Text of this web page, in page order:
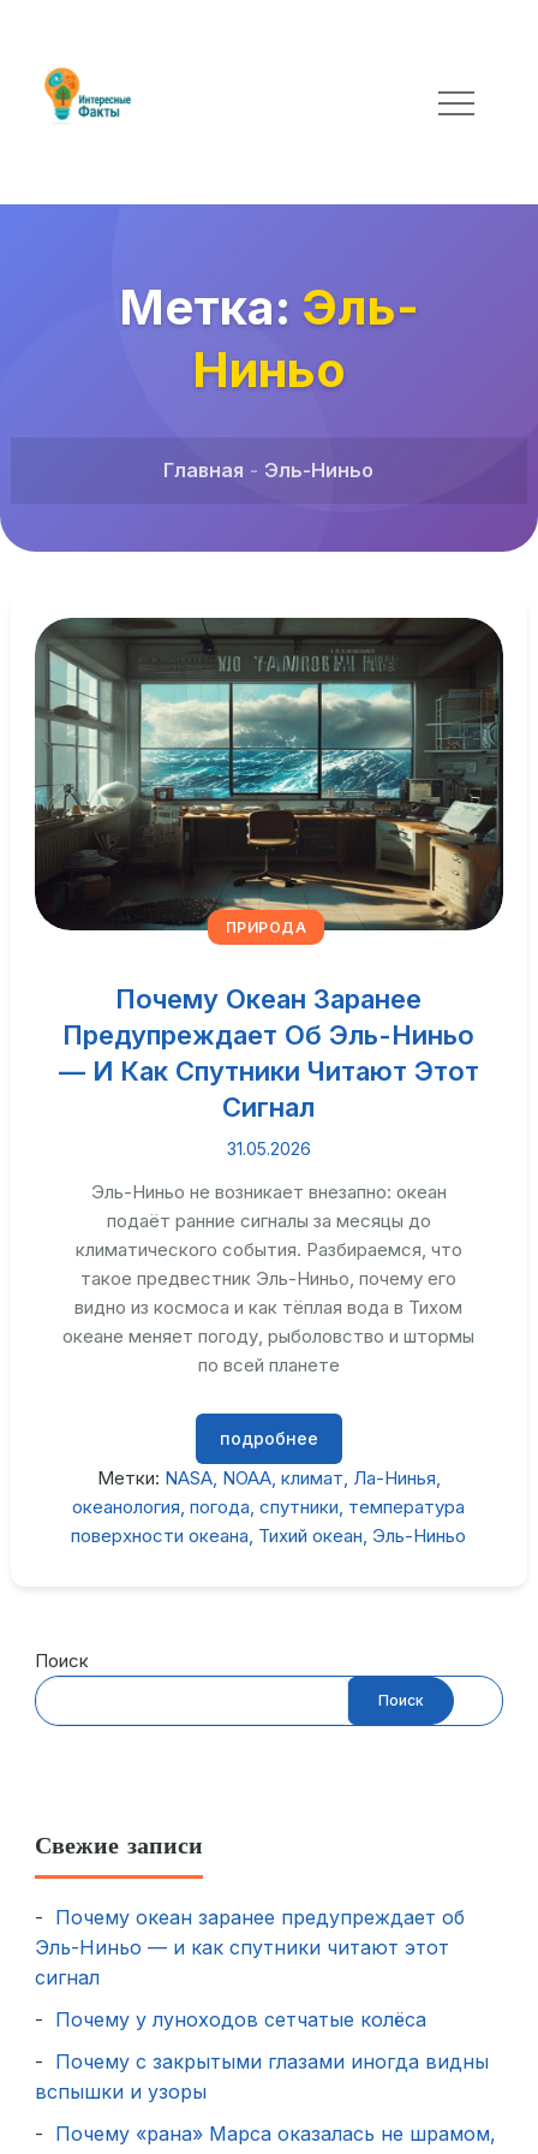
Метка: Эль-
Ниньо
Главная Эль-Ниньо
ПРИРОДА
Почему Океан Заранее
Предупреждает Об Эль-Ниньо
— И Как Спутники Читают Этот
Сигнал
31.05.2026
Эль-Ниньо не возникает внезапно: океан
подаёт ранние сигналы за месяцы до
климатического события. Разбираемся, что
такое предвестник Эль-Ниньо, почему его
видно из космоса и как тёплая вода в Тихом
океане меняет погоду, рыболовство и штормы
по всей планете
подробнее
Метки: NASA NOAA климат Ла-Нинья
океанология погода спутники температура
поверхности океана Тихий океан Эль-Ниньо
Поиск
Поиск
Свежие записи
Почему океан заранее предупреждает об
Эль-Ниньо — и как спутники читают этот
сигнал
Почему у луноходов сетчатые колёса
Почему с закрытыми глазами иногда видны
вспышки и узоры
Почему «рана» Марса оказалась не шрамом,